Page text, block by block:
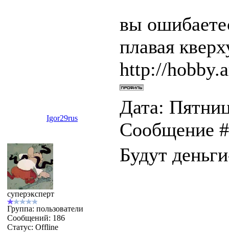
вы
плавая
http://
Igor29rus
Дата:
Сообщение
суперэксперт
Группа: пользователи
Сообщений: 186
Статус: Offline
Будут